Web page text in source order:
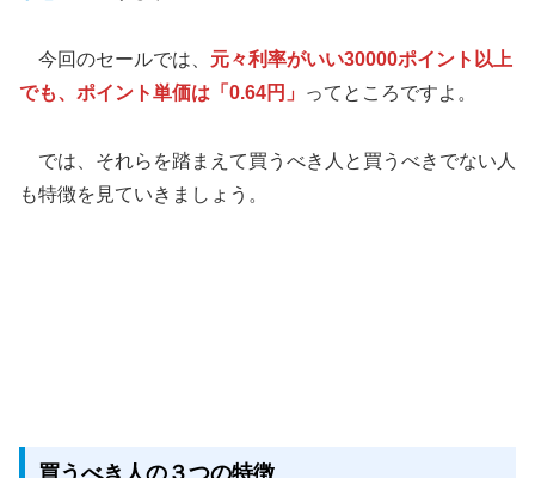
今回のセールでは、 元々利率がいい30000ポイント以上
でも、ポイント単価は「0.64円」
ってところですよ。
では、それらを踏まえて買うべき人と買うべきでない人
も特徴を見ていきましょう。